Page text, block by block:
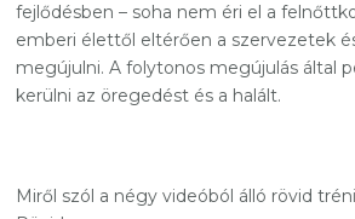
fejlődésben – soha nem éri el a
emberi élettől eltérően a szervezetek
megújulni. A folytonos megújulás által
kerülni az öregedést és a halált.
Miről szól a négy videóból álló rövid